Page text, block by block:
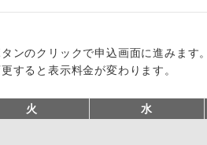
タンのクリックで申込画面に進みます。
すると表示料金が変わります。
火 水